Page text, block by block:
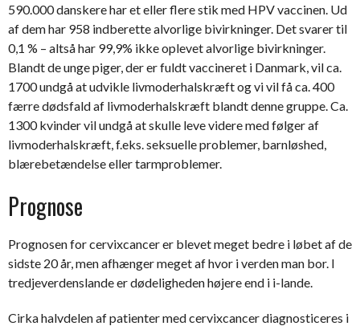
590.000 danskere har et eller flere stik med HPV vaccinen. Ud
af dem har 958 indberette alvorlige bivirkninger. Det svarer til
0,1 % – altså har 99,9% ikke oplevet alvorlige bivirkninger.
Blandt de unge piger, der er fuldt vaccineret i Danmark, vil ca.
1700 undgå at udvikle livmoderhalskræft og vi vil få ca. 400
færre dødsfald af livmoderhalskræft blandt denne gruppe. Ca.
1300 kvinder vil undgå at skulle leve videre med følger af
livmoderhalskræft, f.eks. seksuelle problemer, barnløshed,
blærebetændelse eller tarmproblemer.
Prognose
Prognosen for cervixcancer er blevet meget bedre i løbet af de
sidste 20 år, men afhænger meget af hvor i verden man bor. I
tredjeverdenslande er dødeligheden højere end i i-lande.
Cirka halvdelen af patienter med cervixcancer diagnosticeres i